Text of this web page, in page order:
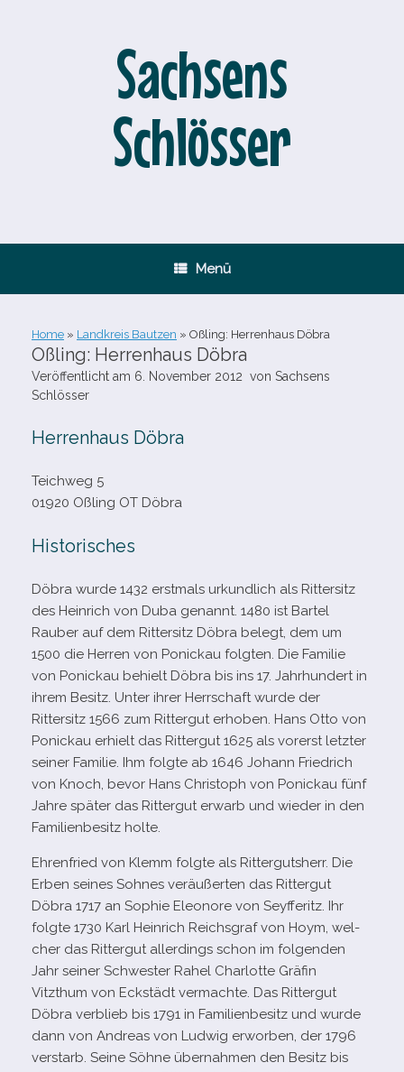
Sachsens
Schlösser
Menü
Home » Landkreis Bautzen » Oßling: Herrenhaus Döbra
Oßling: Herrenhaus Döbra
Veröffentlicht am 6. November 2012 von Sachsens
Schlösser
Herrenhaus Döbra
Teichweg 5
01920 Oßling OT Döbra
Historisches
Döbra wurde 1432 erst­mals urkund­lich als Rittersitz
des Heinrich von Duba genannt. 1480 ist Bartel
Rauber auf dem Rittersitz Döbra belegt, dem um
1500 die Herren von Ponickau folg­ten. Die Familie
von Ponickau behielt Döbra bis ins 17. Jahrhundert in
ihrem Besitz. Unter ihrer Herrschaft wurde der
Rittersitz 1566 zum Rittergut erho­ben. Hans Otto von
Ponickau erhielt das Rittergut 1625 als vor­erst letz­ter
sei­ner Familie. Ihm folgte ab 1646 Johann Friedrich
von Knoch, bevor Hans Christoph von Ponickau fünf
Jahre spä­ter das Rittergut erwarb und wie­der in den
Familienbesitz holte.
Ehrenfried von Klemm folgte als Rittergutsherr. Die
Erben sei­nes Sohnes ver­äu­ßer­ten das Rittergut
Döbra 1717 an Sophie Eleonore von Seyfferitz. Ihr
folgte 1730 Karl Heinrich Reichsgraf von Hoym, wel­
cher das Rittergut aller­dings schon im fol­gen­den
Jahr sei­ner Schwester Rahel Charlotte Gräfin
Vitzthum von Eckstädt ver­machte. Das Rittergut
Döbra ver­blieb bis 1791 in Familienbesitz und wurde
dann von Andreas von Ludwig erwor­ben, der 1796
ver­starb. Seine Söhne über­nah­men den Besitz bis